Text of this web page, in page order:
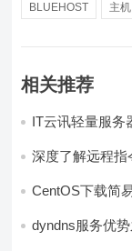
BLUEHOST 主机
相关推荐
IT云讯轻量服务
深度了解远程
CentOS下载简
dyndns服务优